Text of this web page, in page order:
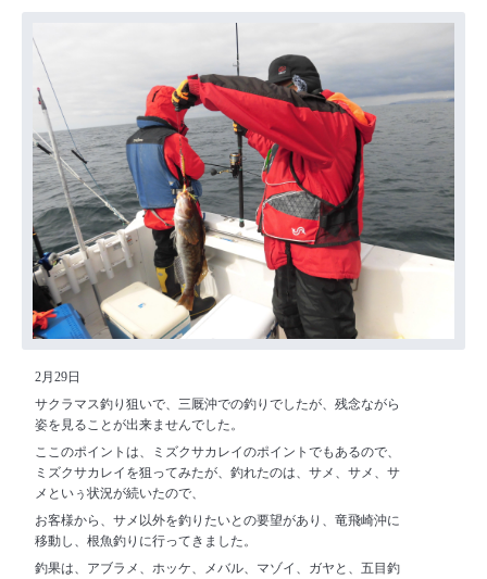
2月29日
サクラマス釣り狙いで、三厩沖での釣りでしたが、残念ながら
姿を見ることが出来ませんでした。
ここのポイントは、ミズクサカレイのポイントでもあるので、
ミズクサカレイを狙ってみたが、釣れたのは、サメ、サメ、サ
メといぅ状況が続いたので、
お客様から、サメ以外を釣りたいとの要望があり、竜飛崎沖に
移動し、根魚釣りに行ってきました。
釣果は、アブラメ、ホッケ、メバル、マゾイ、ガヤと、五目釣